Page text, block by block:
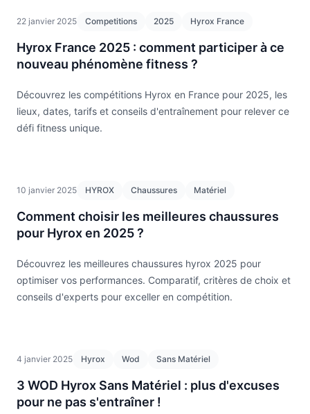
22 janvier 2025 Competitions 2025 Hyrox France
Hyrox France 2025 : comment participer à ce
nouveau phénomène fitness ?
Découvrez les compétitions Hyrox en France pour 2025, les
lieux, dates, tarifs et conseils d'entraînement pour relever ce
défi fitness unique.
10 janvier 2025 HYROX Chaussures Matériel
Comment choisir les meilleures chaussures
pour Hyrox en 2025 ?
Découvrez les meilleures chaussures hyrox 2025 pour
optimiser vos performances. Comparatif, critères de choix et
conseils d'experts pour exceller en compétition.
4 janvier 2025 Hyrox Wod Sans Matériel
3 WOD Hyrox Sans Matériel : plus d'excuses
pour ne pas s'entraîner !